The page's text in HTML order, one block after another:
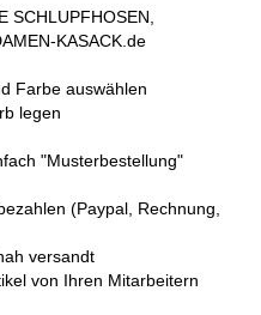
SCHLUPFHOSEN,
KASACK.de
Farbe auswählen
legen
"Musterbestellung"
(Paypal, Rechnung,
versandt
von Ihren Mitarbeitern